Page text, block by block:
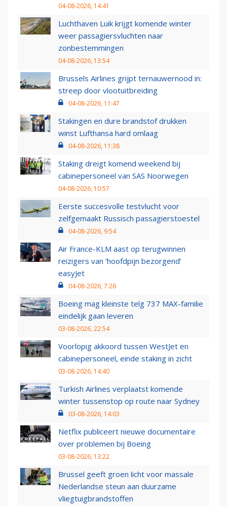
04-08-2026, 14:41
Luchthaven Luik krijgt komende winter
weer passagiersvluchten naar
zonbestemmingen
04-08-2026, 13:54
Brussels Airlines grijpt ternauwernood in:
streep door vlootuitbreiding
04-08-2026, 11:47
Stakingen en dure brandstof drukken
winst Lufthansa hard omlaag
04-08-2026, 11:38
Staking dreigt komend weekend bij
cabinepersoneel van SAS Noorwegen
04-08-2026, 10:57
Eerste succesvolle testvlucht voor
zelfgemaakt Russisch passagierstoestel
04-08-2026, 9:54
Air France-KLM aast op terugwinnen
reizigers van ‘hoofdpijn bezorgend’
easyJet
04-08-2026, 7:26
Boeing mag kleinste telg 737 MAX-familie
eindelijk gaan leveren
03-08-2026, 22:54
Voorlopig akkoord tussen WestJet en
cabinepersoneel, einde staking in zicht
03-08-2026, 14:40
Turkish Airlines verplaatst komende
winter tussenstop op route naar Sydney
03-08-2026, 14:03
Netflix publiceert nieuwe documentaire
over problemen bij Boeing
03-08-2026, 13:22
Brussel geeft groen licht voor massale
Nederlandse steun aan duurzame
vliegtuigbrandstoffen